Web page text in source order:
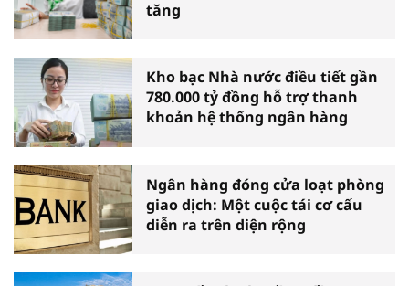
tăng
Kho bạc Nhà nước điều tiết gần
780.000 tỷ đồng hỗ trợ thanh
khoản hệ thống ngân hàng
Ngân hàng đóng cửa loạt phòng
giao dịch: Một cuộc tái cơ cấu
diễn ra trên diện rộng